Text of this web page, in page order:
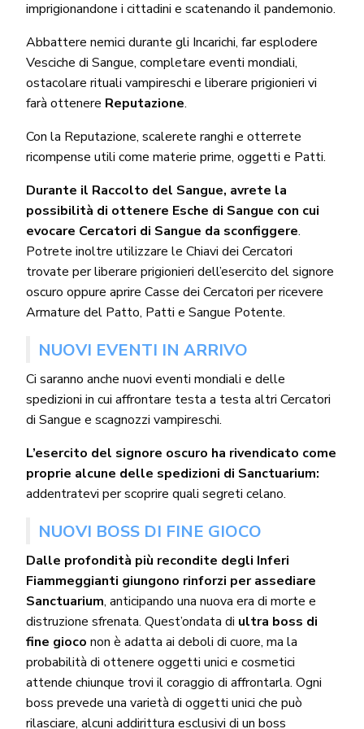
imprigionandone i cittadini e scatenando il pandemonio.
Abbattere nemici durante gli Incarichi, far esplodere
Vesciche di Sangue, completare eventi mondiali,
ostacolare rituali vampireschi e liberare prigionieri vi
farà ottenere Reputazione.
Con la Reputazione, scalerete ranghi e otterrete
ricompense utili come materie prime, oggetti e Patti.
Durante il Raccolto del Sangue, avrete la
possibilità di ottenere Esche di Sangue con cui
evocare Cercatori di Sangue da sconfiggere.
Potrete inoltre utilizzare le Chiavi dei Cercatori
trovate per liberare prigionieri dell’esercito del signore
oscuro oppure aprire Casse dei Cercatori per ricevere
Armature del Patto, Patti e Sangue Potente.
NUOVI EVENTI IN ARRIVO
Ci saranno anche nuovi eventi mondiali e delle
spedizioni in cui affrontare testa a testa altri Cercatori
di Sangue e scagnozzi vampireschi.
L’esercito del signore oscuro ha rivendicato come
proprie alcune delle spedizioni di Sanctuarium:
addentratevi per scoprire quali segreti celano.
NUOVI BOSS DI FINE GIOCO
Dalle profondità più recondite degli Inferi
Fiammeggianti giungono rinforzi per assediare
Sanctuarium, anticipando una nuova era di morte e
distruzione sfrenata. Quest’ondata di ultra boss di
fine gioco non è adatta ai deboli di cuore, ma la
probabilità di ottenere oggetti unici e cosmetici
attende chiunque trovi il coraggio di affrontarla. Ogni
boss prevede una varietà di oggetti unici che può
rilasciare, alcuni addirittura esclusivi di un boss